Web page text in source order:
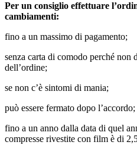
Per un consiglio effettuare
cambiamenti:
fino a un massimo di pagamento;
senza carta di comodo perché non
dell’ordine;
se non c’è sintomi di mania;
può essere fermato dopo l’accordo;
fino a un anno dalla data di quel
compresse rivestite con film è di